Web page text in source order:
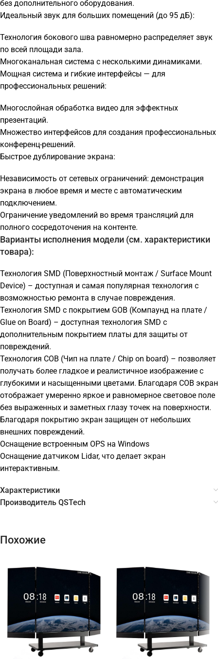
без дополнительного оборудования.
Идеальный звук для больших помещений (до 95 дБ):
Технология бокового шва равномерно распределяет звук
по всей площади зала.
Многоканальная система с несколькими динамиками.
Мощная система и гибкие интерфейсы — для
профессиональных решений:
Многослойная обработка видео для эффектных
презентаций.
Множество интерфейсов для создания профессиональных
конференц-решений.
Быстрое дублирование экрана:
Независимость от сетевых ограничений: демонстрация
экрана в любое время и месте с автоматическим
подключением.
Ограничение уведомлений во время трансляций для
полного сосредоточения на контенте.
Варианты исполнения модели (см. характеристики
товара):
Технология SMD (Поверхностный монтаж / Surface Mount
Device) – доступная и самая популярная технология с
возможностью ремонта в случае повреждения.
Технология SMD с покрытием GOB (Компаунд на плате /
Glue on Board) – доступная технология SMD с
дополнительным покрытием платы для защиты от
повреждений.
Технология COB (Чип на плате / Chip on board) – позволяет
получать более гладкое и реалистичное изображение с
глубокими и насыщенными цветами. Благодаря СОВ экран
отображает умеренно яркое и равномерное световое поле
без выраженных и заметных глазу точек на поверхности.
Благодаря покрытию экран защищен от небольших
внешних повреждений.
Оснащение встроенным OPS на Windows
Оснащение датчиком Lidar, что делает экран
интерактивным.
Характеристики
Производитель QSTech
Похожие